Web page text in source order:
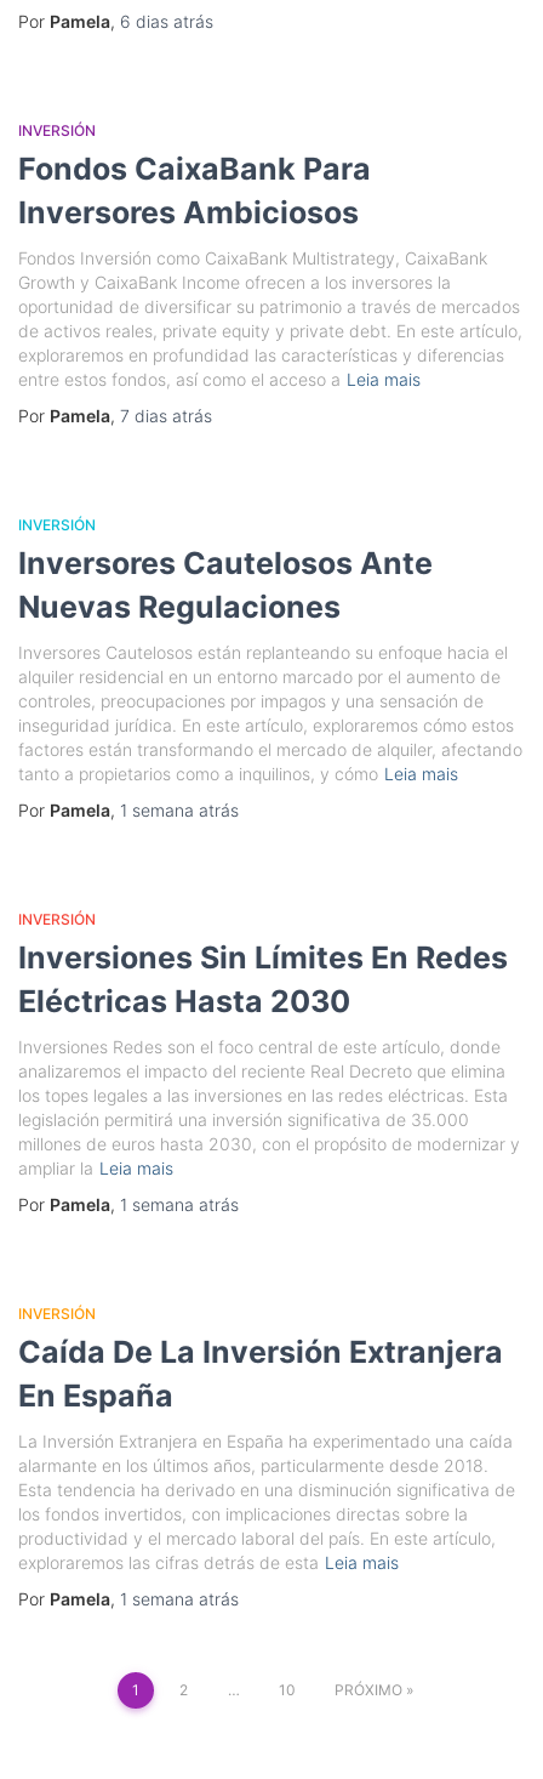
Por Pamela, 6 dias atrás
INVERSIÓN
Fondos CaixaBank Para
Inversores Ambiciosos
Fondos Inversión como CaixaBank Multistrategy, CaixaBank
Growth y CaixaBank Income ofrecen a los inversores la
oportunidad de diversificar su patrimonio a través de mercados
de activos reales, private equity y private debt. En este artículo,
exploraremos en profundidad las características y diferencias
entre estos fondos, así como el acceso a Leia mais
Por Pamela, 7 dias atrás
INVERSIÓN
Inversores Cautelosos Ante
Nuevas Regulaciones
Inversores Cautelosos están replanteando su enfoque hacia el
alquiler residencial en un entorno marcado por el aumento de
controles, preocupaciones por impagos y una sensación de
inseguridad jurídica. En este artículo, exploraremos cómo estos
factores están transformando el mercado de alquiler, afectando
tanto a propietarios como a inquilinos, y cómo Leia mais
Por Pamela, 1 semana atrás
INVERSIÓN
Inversiones Sin Límites En Redes
Eléctricas Hasta 2030
Inversiones Redes son el foco central de este artículo, donde
analizaremos el impacto del reciente Real Decreto que elimina
los topes legales a las inversiones en las redes eléctricas. Esta
legislación permitirá una inversión significativa de 35.000
millones de euros hasta 2030, con el propósito de modernizar y
ampliar la Leia mais
Por Pamela, 1 semana atrás
INVERSIÓN
Caída De La Inversión Extranjera
En España
La Inversión Extranjera en España ha experimentado una caída
alarmante en los últimos años, particularmente desde 2018.
Esta tendencia ha derivado en una disminución significativa de
los fondos invertidos, con implicaciones directas sobre la
productividad y el mercado laboral del país. En este artículo,
exploraremos las cifras detrás de esta Leia mais
Por Pamela, 1 semana atrás
Paginação
1 2 … 10 PRÓXIMO